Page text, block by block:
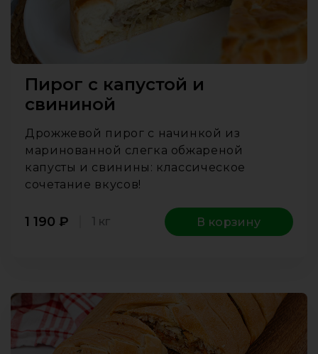
Пирог с капустой и
свининой
Дрожжевой пирог с начинкой из
маринованной слегка обжареной
капусты и свинины: классическое
сочетание вкусов!
1 190 ₽ 1 кг В корзину